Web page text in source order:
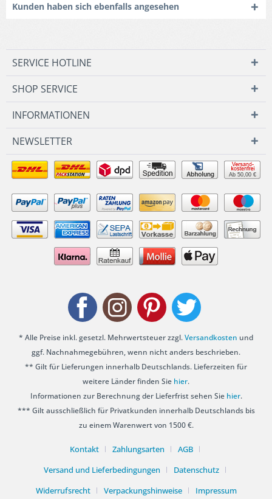
Kunden haben sich ebenfalls angesehen
SERVICE HOTLINE
SHOP SERVICE
INFORMATIONEN
NEWSLETTER
Ab 50,00 €
* Alle Preise inkl. gesetzl. Mehrwertsteuer zzgl.Versandkosten und
ggf. Nachnahmegebühren, wenn nicht anders beschrieben.
** Gilt für Lieferungen innerhalb Deutschlands. Lieferzeiten für
weitere Länder finden Sie hier.
Informationen zur Berechnung der Lieferfrist sehen Sie hier.
*** Gilt ausschließlich für Privatkunden innerhalb Deutschlands bis
zu einem Warenwert von 1500 €.
Kontakt Zahlungsarten
AGB
Versand und Lieferbedingungen
Datenschutz
Widerrufsrecht
Verpackungshinweise Impressum